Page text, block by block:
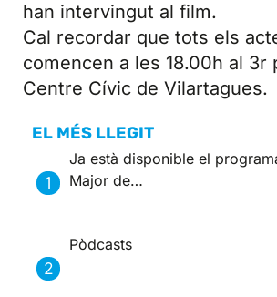
han intervingut al film.
Cal recordar que tots els
comencen a les 18.00h al 3r
Centre Cívic de Vilartagues.
EL MÉS LLEGIT
Ja està disponible el
Major de…
Pòdcasts